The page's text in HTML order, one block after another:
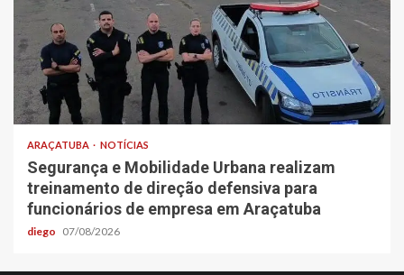
ARAÇATUBA NOTÍCIAS
Segurança e Mobilidade Urbana realizam
treinamento de direção defensiva para
funcionários de empresa em Araçatuba
diego 07/08/2026